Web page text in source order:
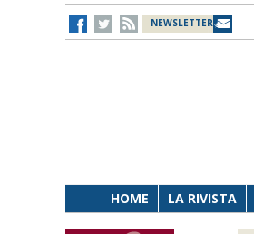
NEWSLETTER
HOME LA RIVISTA